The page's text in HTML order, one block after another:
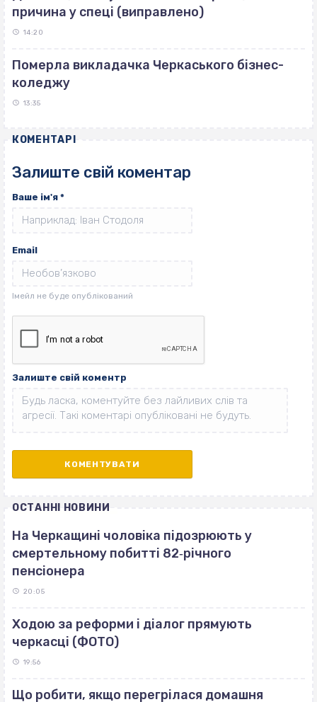
причина у спеці (виправлено)
14:20
Померла викладачка Черкаського бізнес-
коледжу
13:35
КОМЕНТАРІ
Залиште свій коментар
Ваше ім'я *
Email
Залиште свій коментр
ОСТАННІ НОВИНИ
На Черкащині чоловіка підозрюють у
смертельному побитті 82‐річного
пенсіонера
20:05
Ходою за реформи і діалог прямують
черкасці (ФОТО)
19:56
Що робити, якщо перегрілася домашня